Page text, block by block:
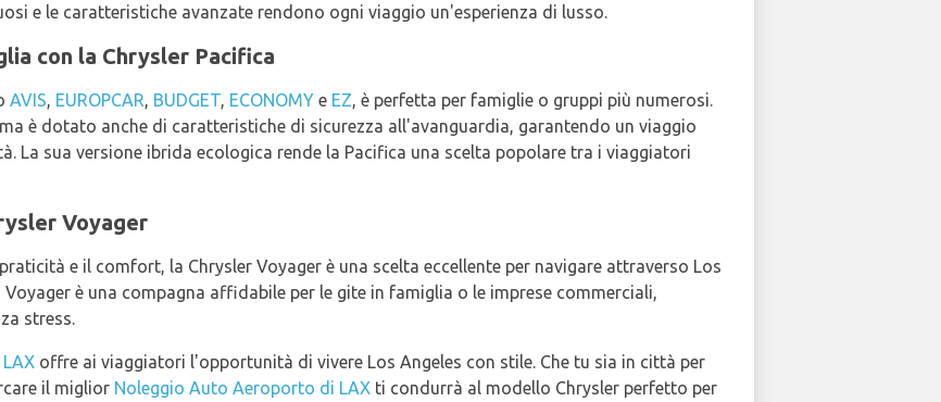
e le caratteristiche avanzate rendono ogni viaggio un'esperienza di lusso.
con la Chrysler Pacifica
AVIS, EUROPCAR, BUDGET, ECONOMY e EZ, è perfetta per famiglie o gruppi più numerosi.
è dotato anche di caratteristiche di sicurezza all'avanguardia, garantendo un viaggio
La sua versione ibrida ecologica rende la Pacifica una scelta popolare tra i viaggiatori
Voyager
e il comfort, la Chrysler Voyager è una scelta eccellente per navigare attraverso Los
Voyager è una compagna affidabile per le gite in famiglia o le imprese commerciali,
stress.
offre ai viaggiatori l'opportunità di vivere Los Angeles con stile. Che tu sia in città per
il miglior Noleggio Auto Aeroporto di LAX ti condurrà al modello Chrysler perfetto per